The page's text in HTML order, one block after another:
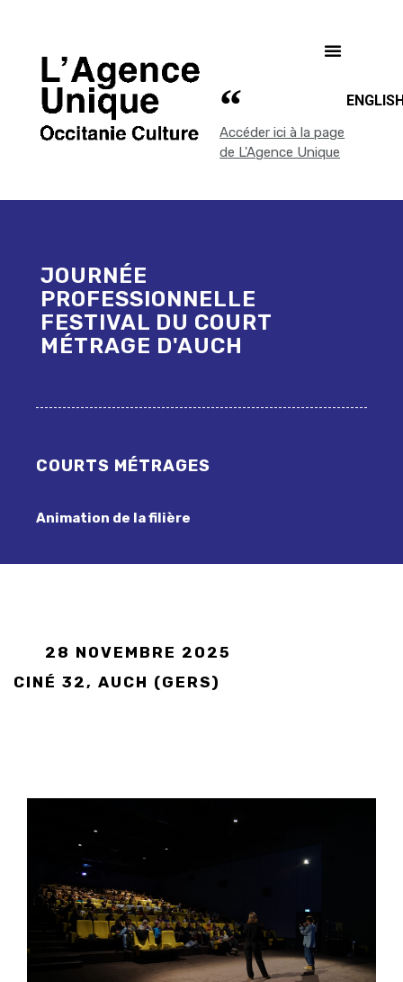
Accéder ici à la page
de L'Agence Unique
JOURNÉE
PROFESSIONNELLE
FESTIVAL DU COURT
MÉTRAGE D'AUCH
COURTS MÉTRAGES
Animation de la filière
28 NOVEMBRE 2025
CINÉ 32, AUCH (GERS)